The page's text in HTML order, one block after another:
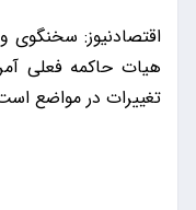
اقتصادنیوز: سخنگوی
هیات حاکمه فعلی
تغییرات در مواضع